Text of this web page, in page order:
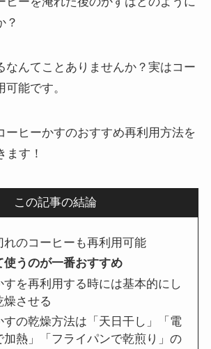
？
なんてことありませんか？実はコー
能です。
ーヒーかすのおすすめ再利用方法を
ます！
この記事の結論
れのコーヒーも再利用可能
使うのが一番おすすめ
すを再利用する時には基本的にし
燥させる
すの乾燥方法は「天日干し」「電
加熱」「フライパンで乾煎り」の